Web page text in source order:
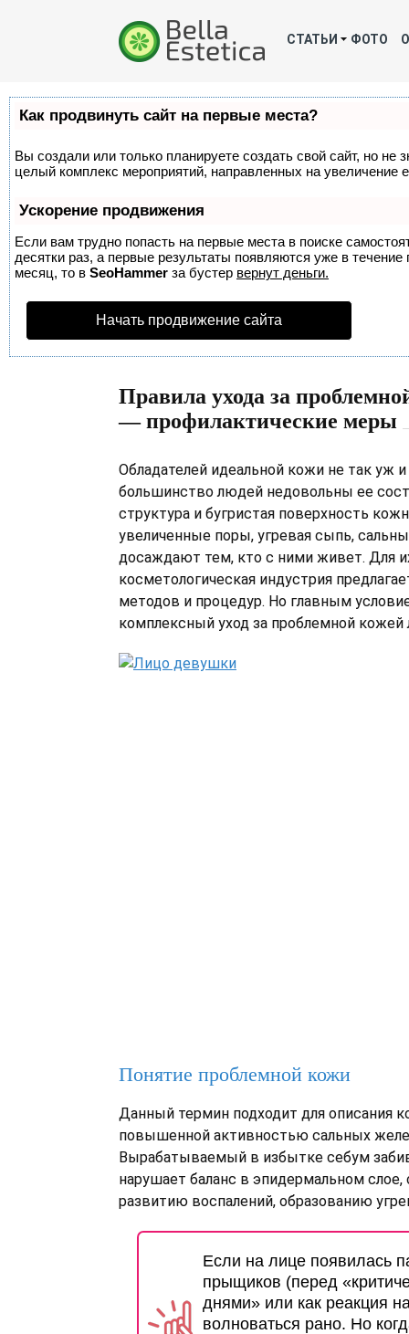
СТАТЬИ ФОТО
Как продвинуть сайт на первые места?
Вы создали или только планируете создать свой сайт, но не
целый комплекс мероприятий, направленных на увеличение
Ускорение продвижения
Если вам трудно попасть на первые места в поиске
десятки раз, а первые результаты появляются уже в
месяц, то в SeoHammer за бустер вернут деньги.
Начать продвижение сайта
Правила ухода за
— профилактические меры
Обладателей идеальной кожи не так уж
большинство людей недовольны ее
структура и бугристая поверхность
увеличенные поры, угревая сыпь,
досаждают тем, кто с ними живет. Для
косметологическая индустрия
методов и процедур. Но главным
комплексный уход за проблемной кожей
Понятие проблемной кожи
Данный термин подходит для описания
повышенной активностью сальных
Вырабатываемый в избытке себум
нарушает баланс в эпидермальном слое,
развитию воспалений, образованию
Если на лице появилась
прыщиков (перед
днями» или как реакция
волноваться рано. Но